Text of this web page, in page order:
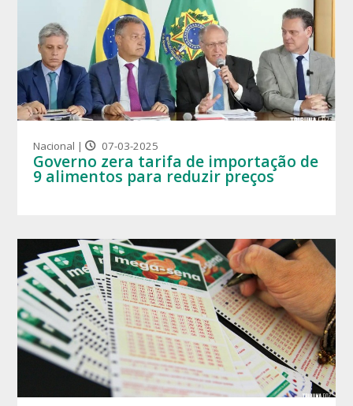
Nacional | 07-03-2025
Governo zera tarifa de importação de
9 alimentos para reduzir preços